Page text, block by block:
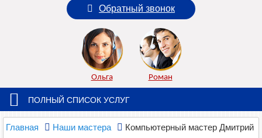
Обратный звонок
Ольга Роман
ПОЛНЫЙ СПИСОК УСЛУГ
Главная Наши мастера Компьютерный мастер Дмитрий